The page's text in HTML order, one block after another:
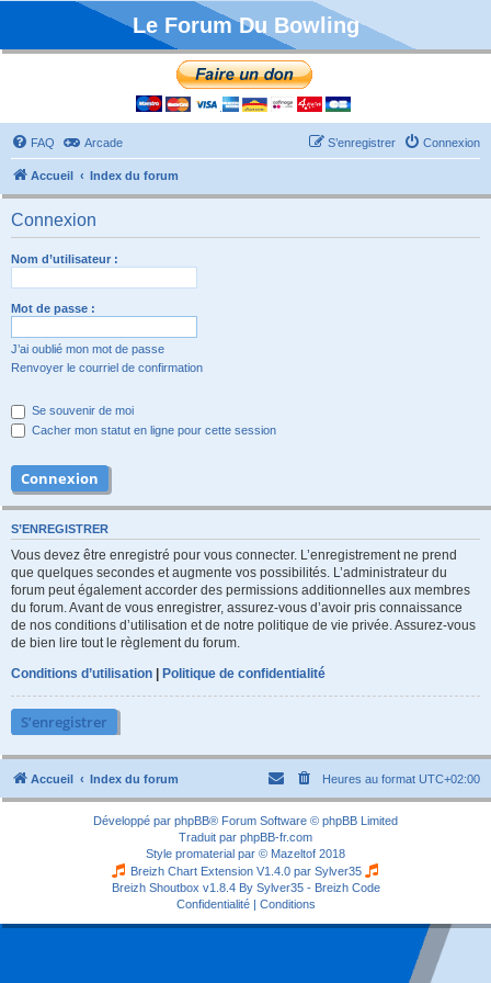
Le Forum Du Bowling
FAQ Arcade Connexion
S’enregistrer
Accueil Index du forum
Connexion
Nom d’utilisateur :
Mot de passe :
J’ai oublié mon mot de passe
Renvoyer le courriel de confirmation
Se souvenir de moi
Cacher mon statut en ligne pour cette session
S’ENREGISTRER
Vous devez être enregistré pour vous connecter. L’enregistrement ne prend
que quelques secondes et augmente vos possibilités. L’administrateur du
forum peut également accorder des permissions additionnelles aux membres
du forum. Avant de vous enregistrer, assurez-vous d’avoir pris connaissance
de nos conditions d’utilisation et de notre politique de vie privée. Assurez-vous
de bien lire tout le règlement du forum.
Conditions d’utilisation | Politique de confidentialité
S’enregistrer
Accueil Index du forum Heures au format UTC+02:00
Développé par phpBB® Forum Software © phpBB Limited
Traduit par phpBB-fr.com
Style promaterial par © Mazeltof 2018
Breizh Chart Extension V1.4.0 par Sylver35
Breizh Shoutbox v1.8.4 By Sylver35 - Breizh Code
Confidentialité| Conditions